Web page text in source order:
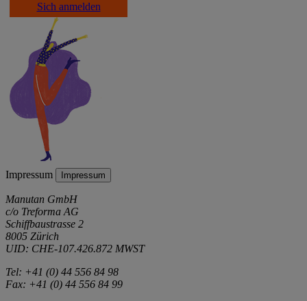
Sich anmelden
Impressum Impressum
Manutan GmbH
c/o Treforma AG
Schiffbaustrasse 2
8005 Zürich
UID: CHE-107.426.872 MWST
Tel: +41 (0) 44 556 84 98
Fax: +41 (0) 44 556 84 99